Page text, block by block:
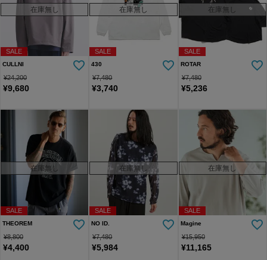
SALE
在庫無し
CULLNI
¥24,200
¥9,680
SALE
在庫無し
430
¥7,480
¥3,740
SALE
在庫無し
ROTAR
¥7,480
¥5,236
SALE
在庫無し
THEOREM
¥8,800
¥4,400
SALE
在庫無し
NO ID.
¥7,480
¥5,984
SALE
在庫無し
Magine
¥15,950
¥11,165